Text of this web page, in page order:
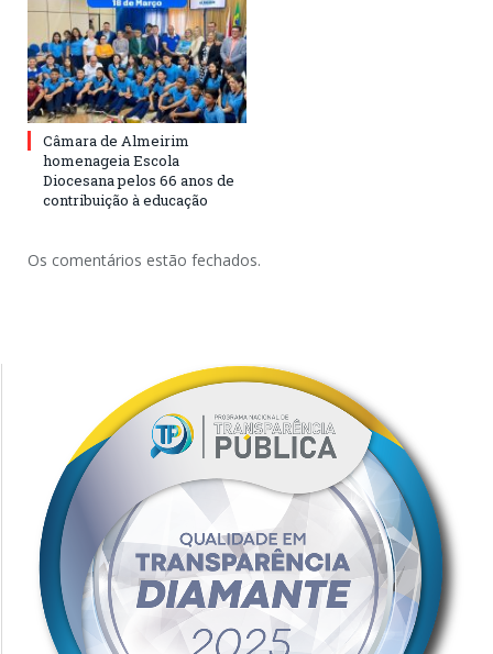
Câmara de Almeirim
homenageia Escola
Diocesana pelos 66 anos de
contribuição à educação
Os comentários estão fechados.